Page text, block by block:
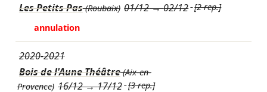
Les Petits Pas(Roubaix) 01/12→02/12 [2 rep.]
annulation
2020-2021
Bois de l'Aune Théâtre(Aix-en-
Provence) 16/12→17/12 [3 rep.]